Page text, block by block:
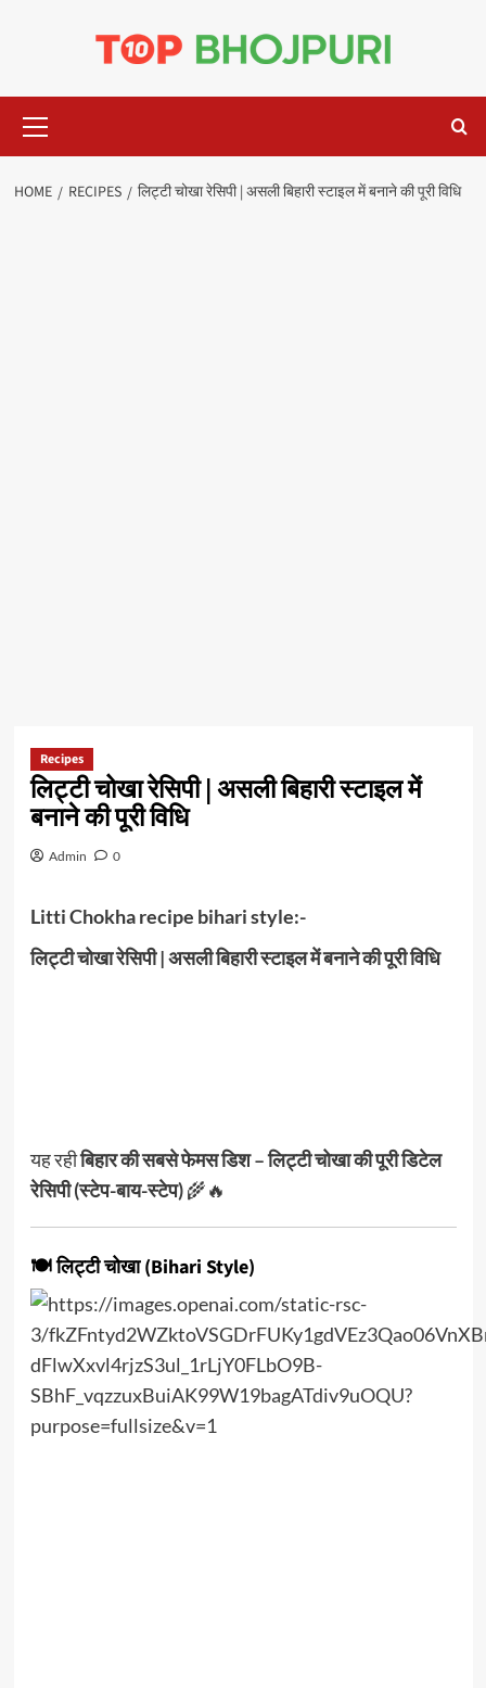
Menu
HOME RECIPES लिट्टी चोखा रेसिपी | असली बिहारी स्टाइल में बनाने की पूरी विधि
Recipes
लिट्टी चोखा रेसिपी | असली बिहारी स्टाइल में
बनाने की पूरी विधि
Admin 0
Litti Chokha recipe bihari style:-
लिट्टी चोखा रेसिपी | असली बिहारी स्टाइल में बनाने की पूरी विधि
यह रहीबिहार की सबसे फेमस डिश – लिट्टी चोखा की पूरी डिटेल
रेसिपी (स्टेप-बाय-स्टेप)🌾🔥
🍽️ लिट्टी चोखा (Bihari Style)